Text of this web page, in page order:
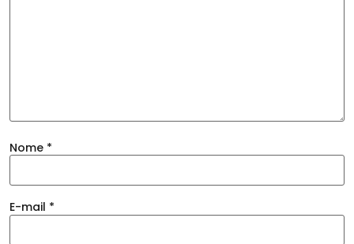
Nome *
E-mail *